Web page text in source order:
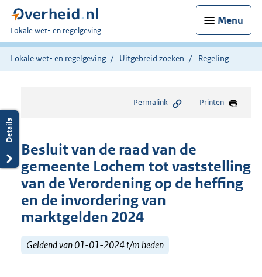
Menu
U
bent
hier:
Lokale wet- en regelgeving
Lokale wet- en regelgeving Uitgebreid zoeken Regeling
Permalink Printen
Besluit van de raad van de
gemeente Lochem tot vaststelling
van de Verordening op de heffing
en de invordering van
marktgelden 2024
Geldend van 01-01-2024 t/m heden